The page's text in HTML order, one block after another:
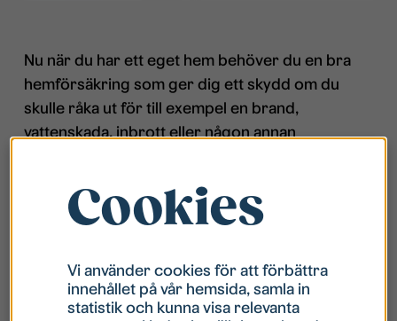
Nu när du har ett eget hem behöver du en bra
hemförsäkring som ger dig ett skydd om du
skulle råka ut för till exempel en brand,
vattenskada, inbrott eller någon annan
försäkring hos Länsförsäkringar Östgöta
fastigheten är det din egen hemförsäkring som
täcker skador på möbler och andra personliga
ägodelar. Hemförsäkringen har även en
Cookies
Vi använder cookies för att förbättra
innehållet på vår hemsida, samla in
statistik och kunna visa relevanta